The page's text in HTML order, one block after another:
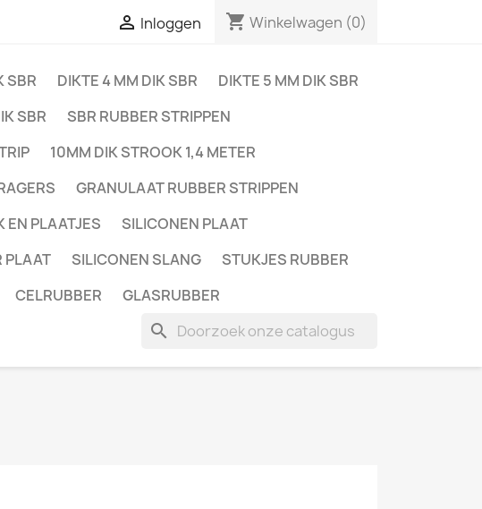
 Inloggen shopping_cart Winkelwagen (0)
SBR DIKTE 4 MM DIK SBR
DIKTE 5 MM DIK SBR
SBR
SBR RUBBER STRIPPEN
10MM DIK STROOK 1,4 METER
GRANULAAT RUBBER STRIPPEN
EN PLAATJES
SILICONEN PLAAT
PLAAT SILICONEN SLANG
STUKJES RUBBER
CELRUBBER GLASRUBBER
search